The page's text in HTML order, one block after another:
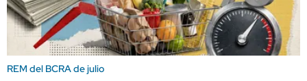
REM del BCRA de julio